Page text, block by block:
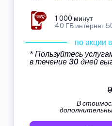
1 000 минут
40 ГБ интернет
по акции
* Пользуйтесь
в течение 30 дней
В